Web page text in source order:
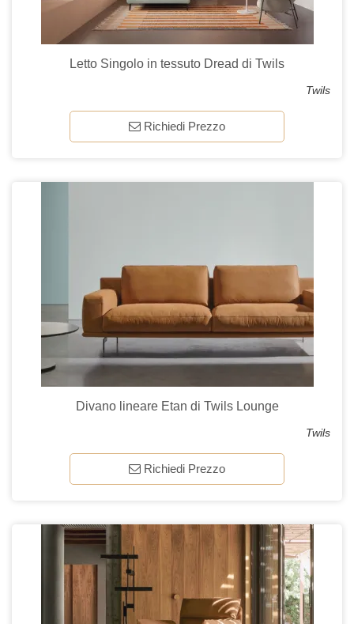
Letto Singolo in tessuto Dread di Twils
Twils
Richiedi Prezzo
Divano lineare Etan di Twils Lounge
Twils
Richiedi Prezzo